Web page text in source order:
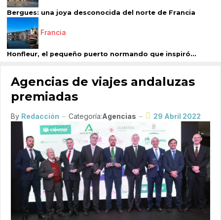
Bergues: una joya desconocida del norte de Francia
Francia
Honfleur, el pequeño puerto normando que inspiró...
Agencias de viajes andaluzas
premiadas
By Redacción Categoría:Agencias 29 Abril 2022